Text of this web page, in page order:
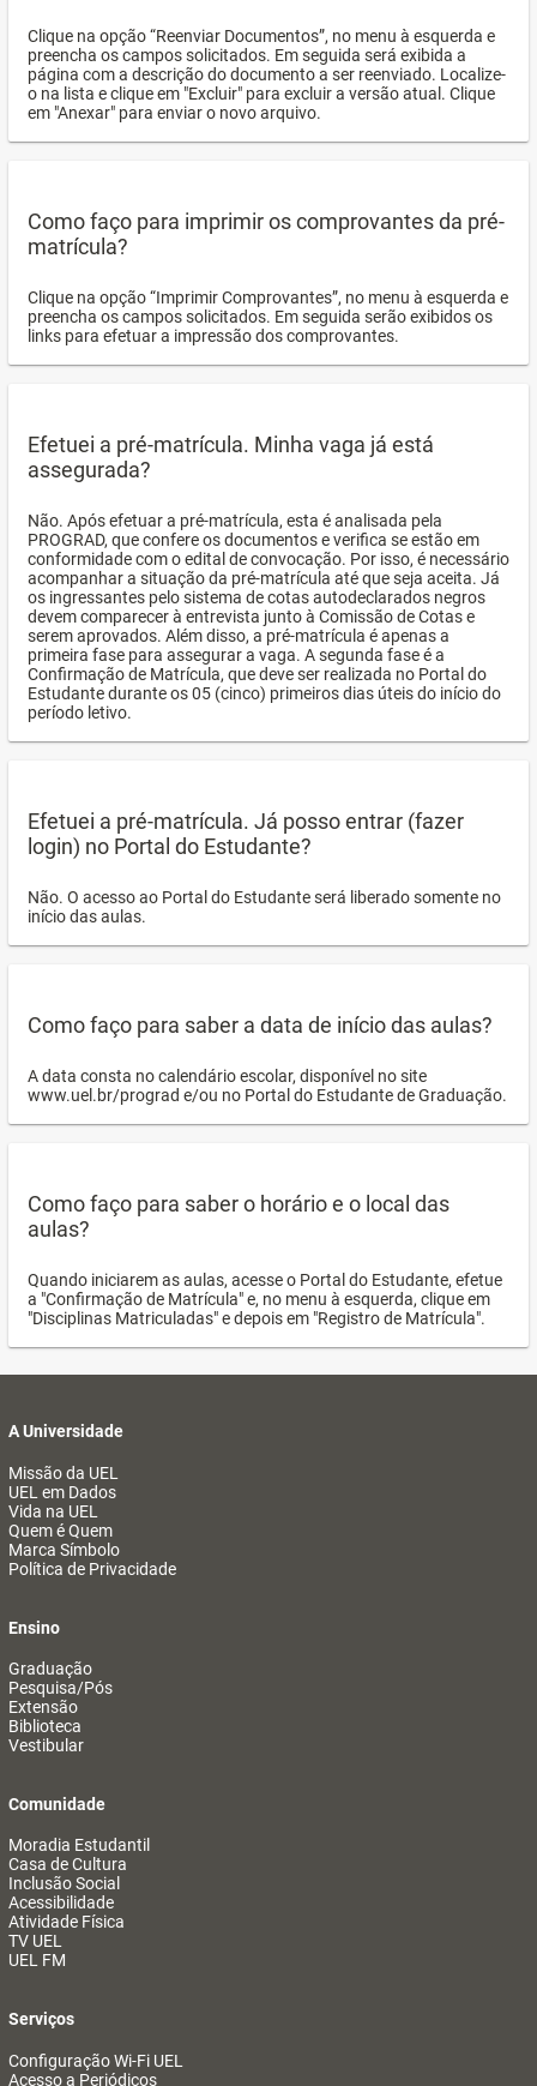
Clique na opção “Reenviar Documentos”, no menu à esquerda e
preencha os campos solicitados. Em seguida será exibida a
página com a descrição do documento a ser reenviado. Localize-
o na lista e clique em "Excluir" para excluir a versão atual. Clique
em "Anexar" para enviar o novo arquivo.
Como faço para imprimir os comprovantes da pré-
matrícula?
Clique na opção “Imprimir Comprovantes”, no menu à esquerda e
preencha os campos solicitados. Em seguida serão exibidos os
links para efetuar a impressão dos comprovantes.
Efetuei a pré-matrícula. Minha vaga já está
assegurada?
Não. Após efetuar a pré-matrícula, esta é analisada pela
PROGRAD, que confere os documentos e verifica se estão em
conformidade com o edital de convocação. Por isso, é necessário
acompanhar a situação da pré-matrícula até que seja aceita. Já
os ingressantes pelo sistema de cotas autodeclarados negros
devem comparecer à entrevista junto à Comissão de Cotas e
serem aprovados. Além disso, a pré-matrícula é apenas a
primeira fase para assegurar a vaga. A segunda fase é a
Confirmação de Matrícula, que deve ser realizada no Portal do
Estudante durante os 05 (cinco) primeiros dias úteis do início do
período letivo.
Efetuei a pré-matrícula. Já posso entrar (fazer
login) no Portal do Estudante?
Não. O acesso ao Portal do Estudante será liberado somente no
início das aulas.
Como faço para saber a data de início das aulas?
A data consta no calendário escolar, disponível no site
www.uel.br/prograd e/ou no Portal do Estudante de Graduação.
Como faço para saber o horário e o local das
aulas?
Quando iniciarem as aulas, acesse o Portal do Estudante, efetue
a "Confirmação de Matrícula" e, no menu à esquerda, clique em
"Disciplinas Matriculadas" e depois em "Registro de Matrícula".
A Universidade
Missão da UEL
UEL em Dados
Vida na UEL
Quem é Quem
Marca Símbolo
Política de Privacidade
Ensino
Graduação
Pesquisa/Pós
Extensão
Biblioteca
Vestibular
Comunidade
Moradia Estudantil
Casa de Cultura
Inclusão Social
Acessibilidade
Atividade Física
TV UEL
UEL FM
Serviços
Configuração Wi-Fi UEL
Acesso a Periódicos